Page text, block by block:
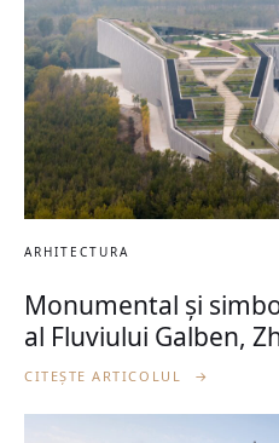
ARHITECTURA
Monumental și
al Fluviului Galben,
CITEȘTE ARTICOLUL →